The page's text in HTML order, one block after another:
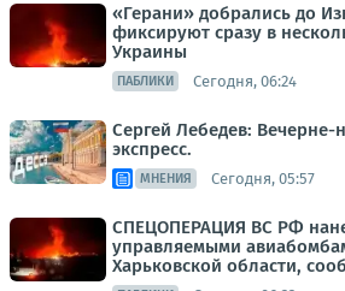
«Герани» добрались до
фиксируют сразу в
Украины
ПАБЛИКИ Сегодня, 06:24
Сергей Лебедев:
экспресс.
МНЕНИЯ Сегодня, 05:57
СПЕЦОПЕРАЦИЯ ВС РФ
управляемыми
Харьковской области,